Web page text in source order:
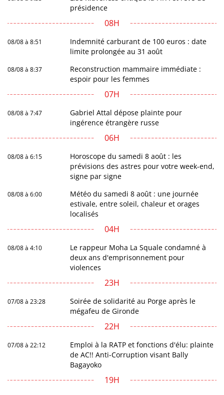
présidence
08H
08/08 à 8:51
Indemnité carburant de 100 euros : date
limite prolongée au 31 août
08/08 à 8:37
Reconstruction mammaire immédiate :
espoir pour les femmes
07H
08/08 à 7:47
Gabriel Attal dépose plainte pour
ingérence étrangère russe
06H
08/08 à 6:15
Horoscope du samedi 8 août : les
prévisions des astres pour votre week-end,
signe par signe
08/08 à 6:00
Météo du samedi 8 août : une journée
estivale, entre soleil, chaleur et orages
localisés
04H
08/08 à 4:10
Le rappeur Moha La Squale condamné à
deux ans d'emprisonnement pour
violences
23H
07/08 à 23:28
Soirée de solidarité au Porge après le
mégafeu de Gironde
22H
07/08 à 22:12
Emploi à la RATP et fonctions d'élu: plainte
de AC!! Anti-Corruption visant Bally
Bagayoko
19H